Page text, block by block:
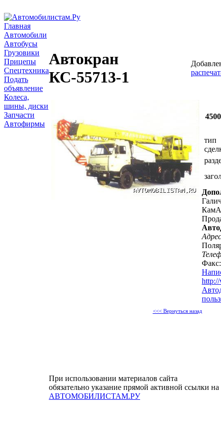
Главная
Автомобили
Автобусы
Грузовики
Прицепы
Спецтехника
Подать
объявление
Колеса,
шины, диски
Запчасти
Автофирмы
Автокран
КС-55713-1
тип
<<< Вернуться назад
При использовании материалов сайта
обязательно указание прямой активной ссылки на
АВТОМОБИЛИСТАМ.РУ